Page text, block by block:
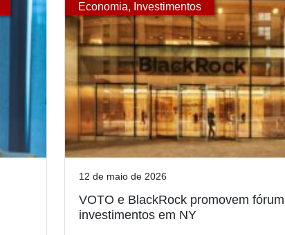
Economia, Investimentos
12 de maio de 2026
VOTO e BlackRock promovem
investimentos em NY